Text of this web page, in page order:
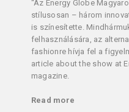
“Az Energy Globe
stílusosan – három
is színesítette.
felhasználására, az
fashionre hívja fel a
article about the show at
magazine.
Read more